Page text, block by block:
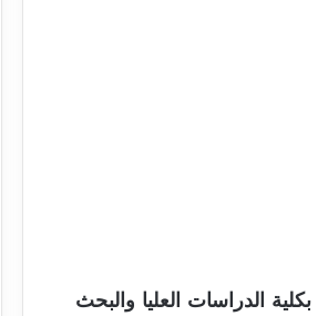
الدراسات العليا والبحث